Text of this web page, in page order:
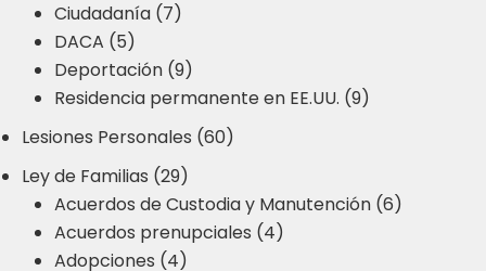
Ciudadanía (7)
DACA (5)
Deportación (9)
Residencia permanente en EE.UU. (9)
Lesiones Personales (60)
Ley de Familias (29)
Acuerdos de Custodia y Manutención (6)
Acuerdos prenupciales (4)
Adopciones (4)